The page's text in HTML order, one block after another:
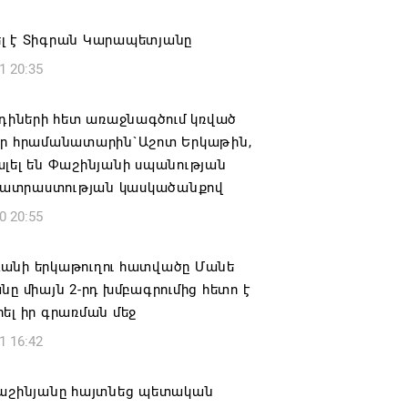
16:21
ճանապարհաշինական
աշխատանքներ՝ գյուղական
16:09
գնացքին
14:32
120 մլն եվրո ներդրում՝
զարգացման համար
է Տիգրան Կարապետյանը
20:35
հետ առաջնագծում կռված
հրամանատարին`Աշոտ Երկաթին,
են Փաշինյանի սպանության
կասկածանքով
20:55
երկաթուղու հատվածը Մանե
միայն 2-րդ խմբագրումից հետո է
իր գրառման մեջ
16:42
հայտնեց պետական